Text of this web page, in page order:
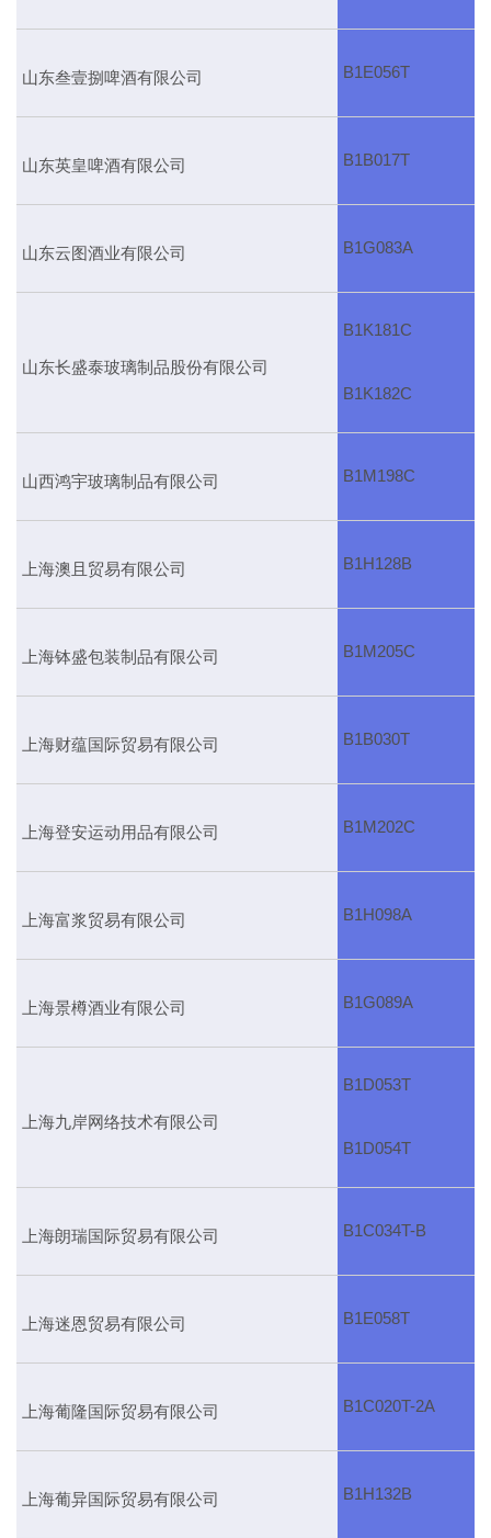
山东叁壹捌啤酒有限公司 B1E056T
山东英皇啤酒有限公司 B1B017T
山东云图酒业有限公司 B1G083A
山东长盛泰玻璃制品股份有限公司
B1K181C
B1K182C
山西鸿宇玻璃制品有限公司 B1M198C
上海澳且贸易有限公司 B1H128B
上海钵盛包装制品有限公司 B1M205C
上海财蕴国际贸易有限公司 B1B030T
上海登安运动用品有限公司 B1M202C
上海富浆贸易有限公司 B1H098A
上海景樽酒业有限公司 B1G089A
上海九岸网络技术有限公司
B1D053T
B1D054T
上海朗瑞国际贸易有限公司 B1C034T-B
上海迷恩贸易有限公司 B1E058T
上海葡隆国际贸易有限公司 B1C020T-2A
上海葡异国际贸易有限公司 B1H132B